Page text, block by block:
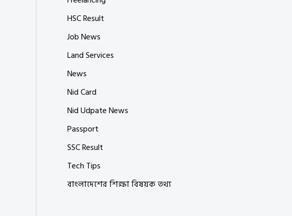
HSC Result
Job News
Land Services
News
Nid Card
Nid Udpate News
Passport
SSC Result
Tech Tips
বাংলাদেশের শিক্ষা বিষয়ক তথ্য